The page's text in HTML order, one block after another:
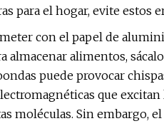
para el hogar, evite estos
con el papel de
almacenar alimentos,
puede provocar
que
moléculas. Sin embargo,